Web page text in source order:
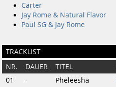
Carter
Jay Rome & Natural Flavor
Paul SG & Jay Rome
TRACKLIST
NR. DAUER TITEL
01
- Pheleesha